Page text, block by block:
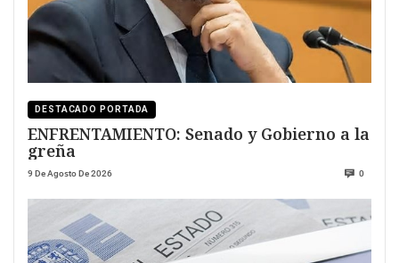
DESTACADO PORTADA
ENFRENTAMIENTO: Senado y Gobierno a la
greña
9 De Agosto De 2026 0